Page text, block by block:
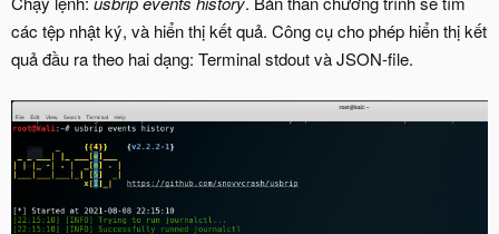
các tệp nhật ký, và hiển thị kết quả. Công cụ cho phép hiển thị kết
quả đầu ra theo hai dạng: Terminal stdout và JSON-file.